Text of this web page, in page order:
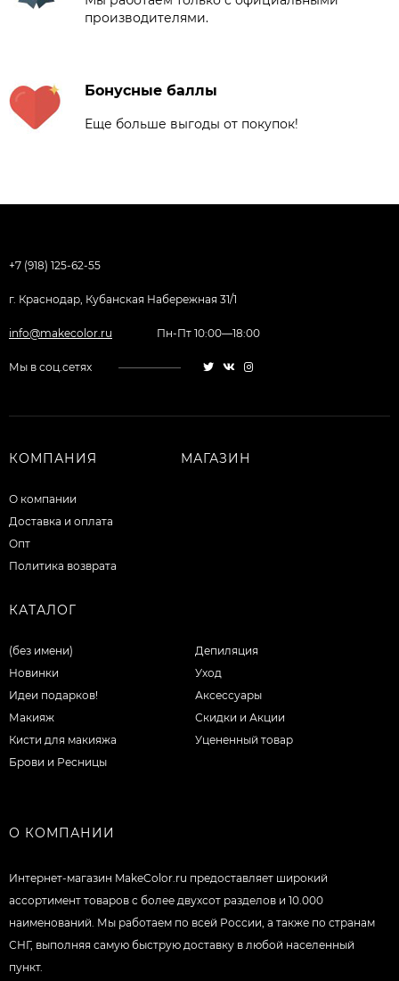
производителями.
Бонусные баллы
Еще больше выгоды от покупок!
+7 (918) 125-62-55
г. Краснодар, Кубанская Набережная 31/1
info@makecolor.ru Пн-Пт 10:00—18:00
Мы в соц.сетях
КОМПАНИЯ
О компании
Доставка и оплата
Опт
Политика возврата
МАГАЗИН
КАТАЛОГ
(без имени)
Новинки
Идеи подарков!
Макияж
Кисти для макияжа
Брови и Ресницы
Депиляция
Уход
Аксессуары
Скидки и Акции
Уцененный товар
О КОМПАНИИ
Интернет-магазин MakeColor.ru предоставляет широкий
ассортимент товаров c более двухсот разделов и 10.000
наименований. Мы работаем по всей России, а также по странам
СНГ, выполняя самую быструю доставку в любой населенный
пункт.